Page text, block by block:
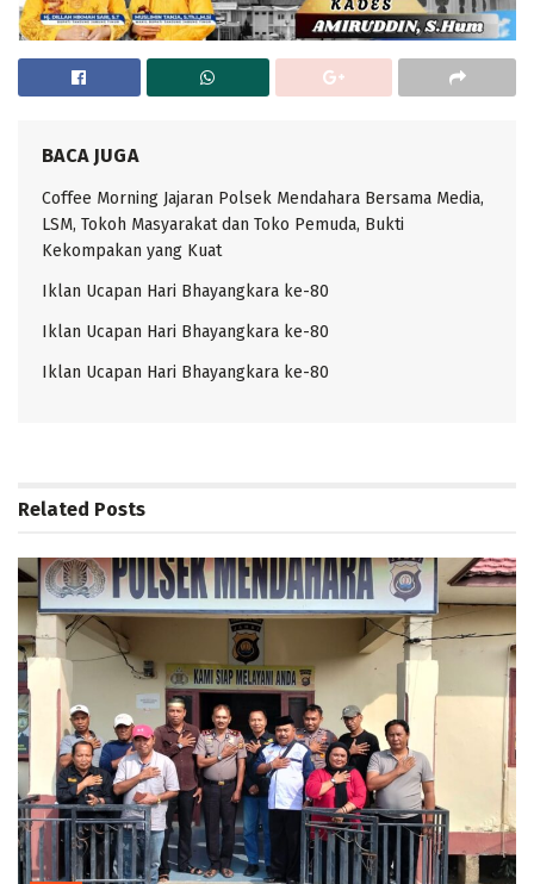
BACA JUGA
Coffee Morning Jajaran Polsek Mendahara Bersama Media,
LSM, Tokoh Masyarakat dan Toko Pemuda, Bukti
Kekompakan yang Kuat
Iklan Ucapan Hari Bhayangkara ke-80
Iklan Ucapan Hari Bhayangkara ke-80
Iklan Ucapan Hari Bhayangkara ke-80
Related Posts